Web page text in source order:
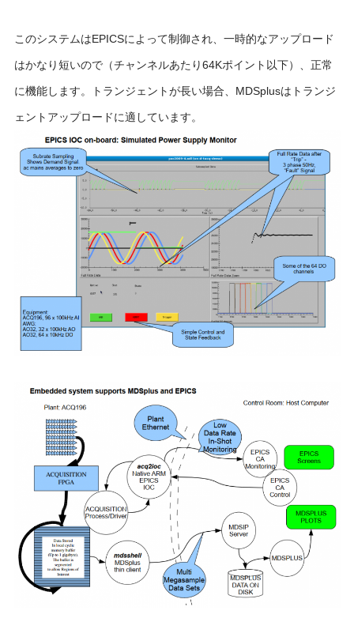
このシステムはEPICSによって制御され、一時的なアップロード
はかなり短いので（チャンネルあたり64Kポイント以下）、正常
に機能します。トランジェントが長い場合、MDSplusはトランジ
ェントアップロードに適しています。